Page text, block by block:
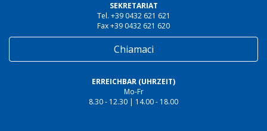
SEKRETARIAT
Tel. +39 0432 621 621
Fax +39 0432 621 620
Chiamaci
ERREICHBAR (UHRZEIT)
Mo-Fr
8.30 - 12.30 | 14.00 - 18.00